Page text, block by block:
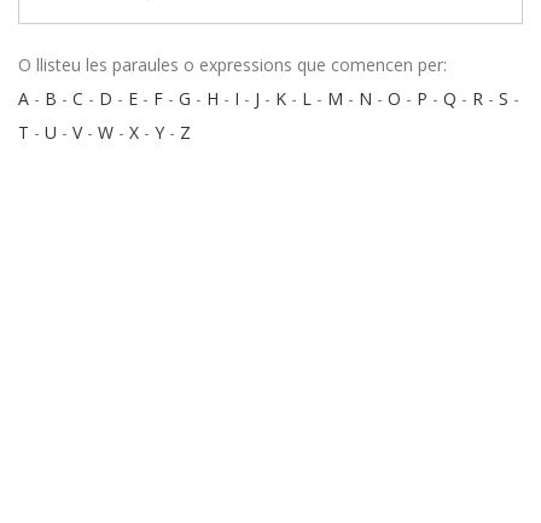
O llisteu les paraules o expressions que comencen per:
A - B - C - D - E - F - G - H - I - J - K - L - M - N - O - P - Q - R - S -
T - U - V- W - X - Y - Z